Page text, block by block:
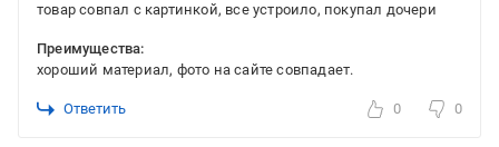
товар совпал с картинкой, все устроило, покупал дочери
Преимущества:
хороший материал, фото на сайте совпадает.
Ответить 0 0